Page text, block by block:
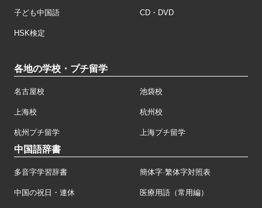
子ども中国語 CD・DVD
HSK検定
各地の学校・プチ留学
名古屋校 池袋校
上海校 杭州校
杭州プチ留学 上海プチ留学
中国語辞書
多音字学習辞書 簡体字·繁体字対照表
中国の祝日・連休 医療用語（常用編）